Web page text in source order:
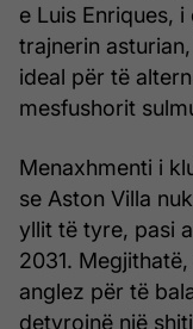
e Luis Enriques,
trajnerin
ideal për të
mesfushorit
Menaxhmenti i
se Aston Villa
yllit të tyre, pasi
2031.
anglez për të
detyrojnë një